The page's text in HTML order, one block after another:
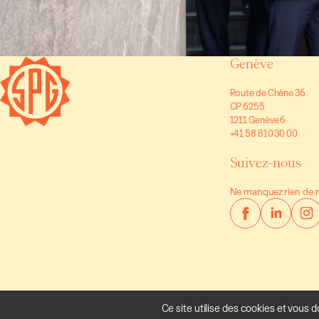
Ce site utilise des cookies et vous
Genève
Route de Chêne 36
CP 6255
1211 Genève 6
+41 58 810 30 00
Suivez-nous
Ne manquez rien de